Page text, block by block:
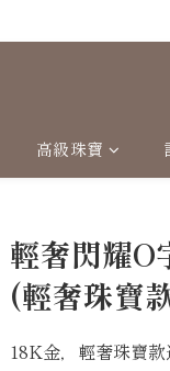
高級珠寶
輕奢閃耀
(輕奢珠寶
18K金，輕奢珠寶